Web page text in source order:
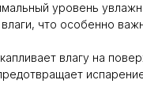
уровень
что особенно
влагу на